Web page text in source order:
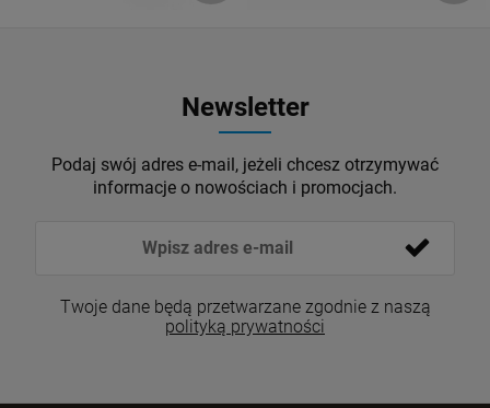
Newsletter
Podaj swój adres e-mail, jeżeli chcesz otrzymywać
informacje o nowościach i promocjach.
Twoje dane będą przetwarzane zgodnie z naszą
polityką prywatności